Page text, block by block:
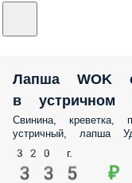
Лапша WOK
креветкой в
Свинина,
устричный, лапша
320 г.
335 ₽